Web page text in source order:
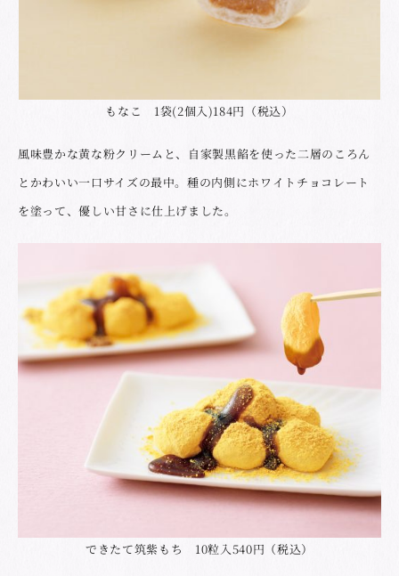
もなこ 1袋(2個入)184円（税込）
風味豊かな黄な粉クリームと、自家製黒餡を使った二層のころん
とかわいい一口サイズの最中。種の内側にホワイトチョコレート
を塗って、優しい甘さに仕上げました。
できたて筑紫もち 10粒入540円（税込）